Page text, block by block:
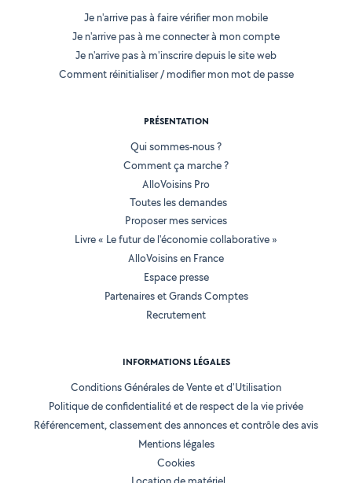
Je n'arrive pas à faire vérifier mon mobile
Je n'arrive pas à me connecter à mon compte
Je n'arrive pas à m'inscrire depuis le site web
Comment réinitialiser / modifier mon mot de passe
PRÉSENTATION
Qui sommes-nous ?
Comment ça marche ?
AlloVoisins Pro
Toutes les demandes
Proposer mes services
Livre « Le futur de l'économie collaborative »
AlloVoisins en France
Espace presse
Partenaires et Grands Comptes
Recrutement
INFORMATIONS LÉGALES
Conditions Générales de Vente et d'Utilisation
Politique de confidentialité et de respect de la vie privée
Référencement, classement des annonces et contrôle des avis
Mentions légales
Cookies